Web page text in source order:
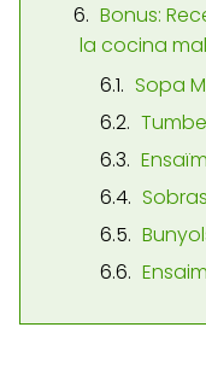
Bonus:
la cocina
Sopa